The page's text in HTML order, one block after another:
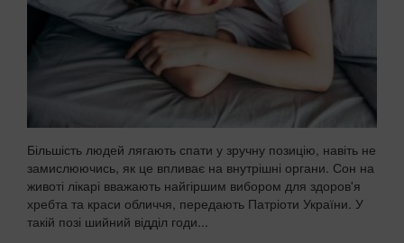
Більшість людей лягають спати у зручну позицію, навіть не
замислюючись, як це впливає на внутрішні органи. Сон на
животі лікарі вважають найгіршим вибором для здоров'я
хребта та краси обличчя, передають Патріоти України. У
такій позі шийний відділ годи...